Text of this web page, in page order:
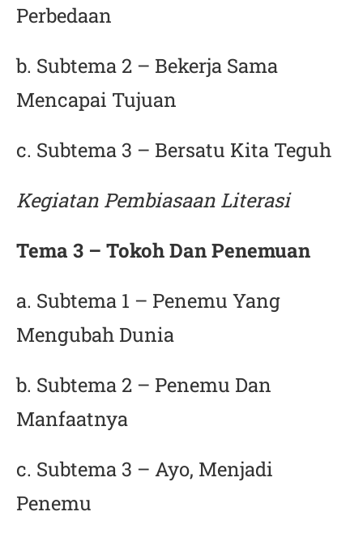
Perbedaan
b. Subtema 2 – Bekerja Sama
Mencapai Tujuan
c. Subtema 3 – Bersatu Kita Teguh
Kegiatan Pembiasaan Literasi
Tema 3 – Tokoh Dan Penemuan
a. Subtema 1 – Penemu Yang
Mengubah Dunia
b. Subtema 2 – Penemu Dan
Manfaatnya
c. Subtema 3 – Ayo, Menjadi
Penemu